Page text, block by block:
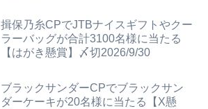
揖保乃糸CPでJTBナイスギフトやクー
ラーバッグが合計3100名様に当たる
【はがき懸賞】〆切2026/9/30
ブラックサンダーCPでブラックサン
ダーケーキが20名様に当たる【X懸